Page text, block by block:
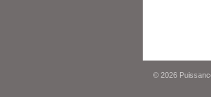
© 2026